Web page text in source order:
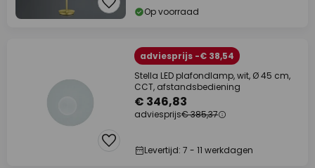
Op voorraad
adviesprijs -€ 38,54
Stella LED plafondlamp, wit, Ø 45 cm,
CCT, afstandsbediening
€ 346,83
adviesprijs€ 385,37
Levertijd: 7 - 11 werkdagen